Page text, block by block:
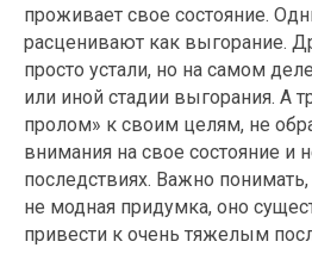
проживает свое состояние.
расценивают как выгорание.
просто устали, но на самом
или иной стадии выгорания. А
пролом» к своим целям, не
внимания на свое состояние и
последствиях. Важно
не модная придумка, оно
привести к очень тяжелым